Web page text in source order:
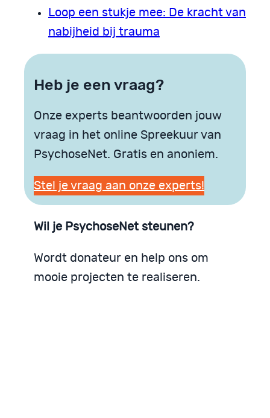
Loop een stukje mee: De kracht van
nabijheid bij trauma
Heb je een vraag?
Onze experts beantwoorden jouw
vraag in het online Spreekuur van
PsychoseNet. Gratis en anoniem.
Stel je vraag aan onze experts!
Wil je PsychoseNet steunen?
Wordt donateur en help ons om
mooie projecten te realiseren.